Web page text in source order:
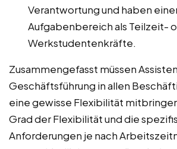
Verantwortung und haben
Aufgabenbereich als Teilzeit-
Werkstudentenkräfte.
Zusammengefasst müssen
Geschäftsführung in allen
eine gewisse Flexibilität
Grad der Flexibilität und die
Anforderungen je nach